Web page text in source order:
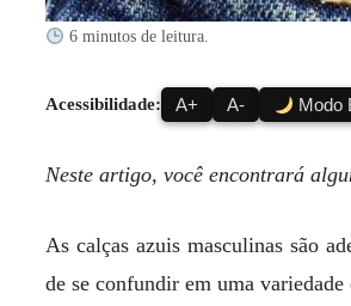
6 minutos de leitura.
Acessibilidade: A+ A- Modo
Neste artigo, você encontrará
As calças azuis masculinas são
de se confundir em uma